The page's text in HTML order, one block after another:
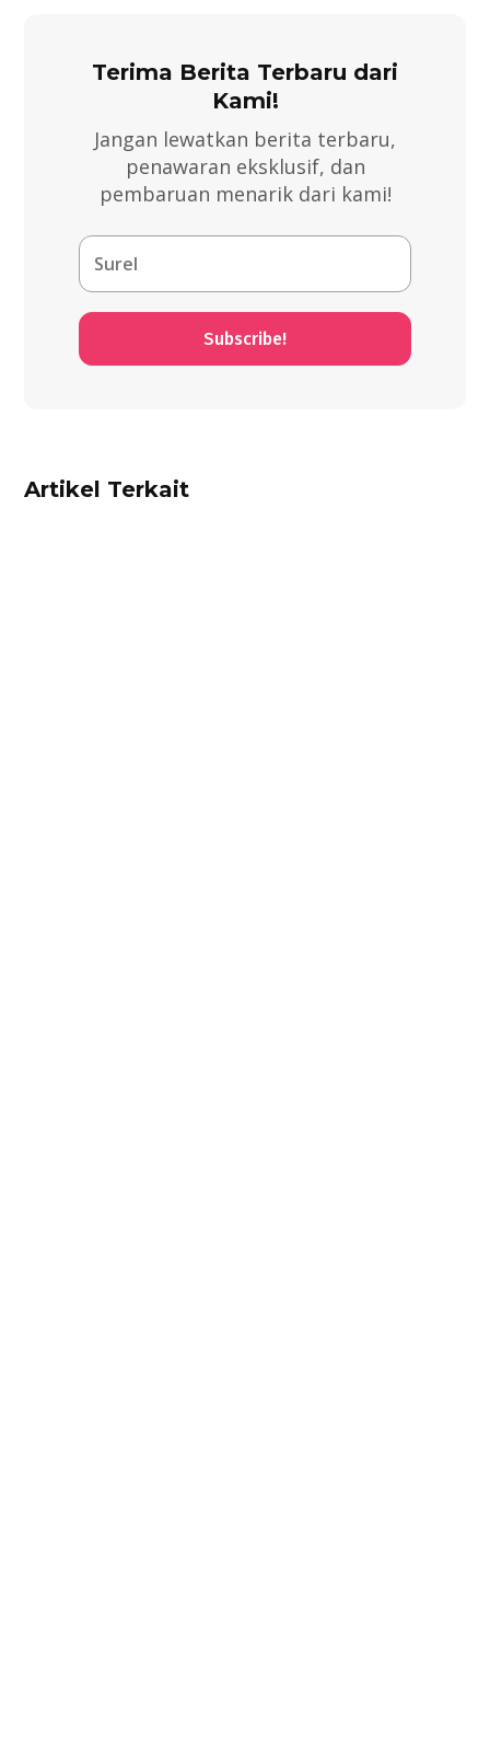
Terima Berita Terbaru dari
Kami!
Jangan lewatkan berita terbaru,
penawaran eksklusif, dan
pembaruan menarik dari kami!
Subscribe!
Artikel Terkait